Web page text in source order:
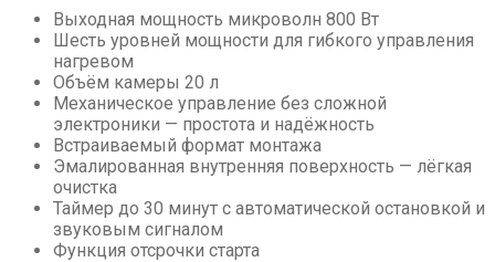
Выходная мощность микроволн 800 Вт
Шесть уровней мощности для гибкого управления
нагревом
Объём камеры 20 л
Механическое управление без сложной
электроники — простота и надёжность
Встраиваемый формат монтажа
Эмалированная внутренняя поверхность — лёгкая
очистка
Таймер до 30 минут с автоматической остановкой и
звуковым сигналом
Функция отсрочки старта